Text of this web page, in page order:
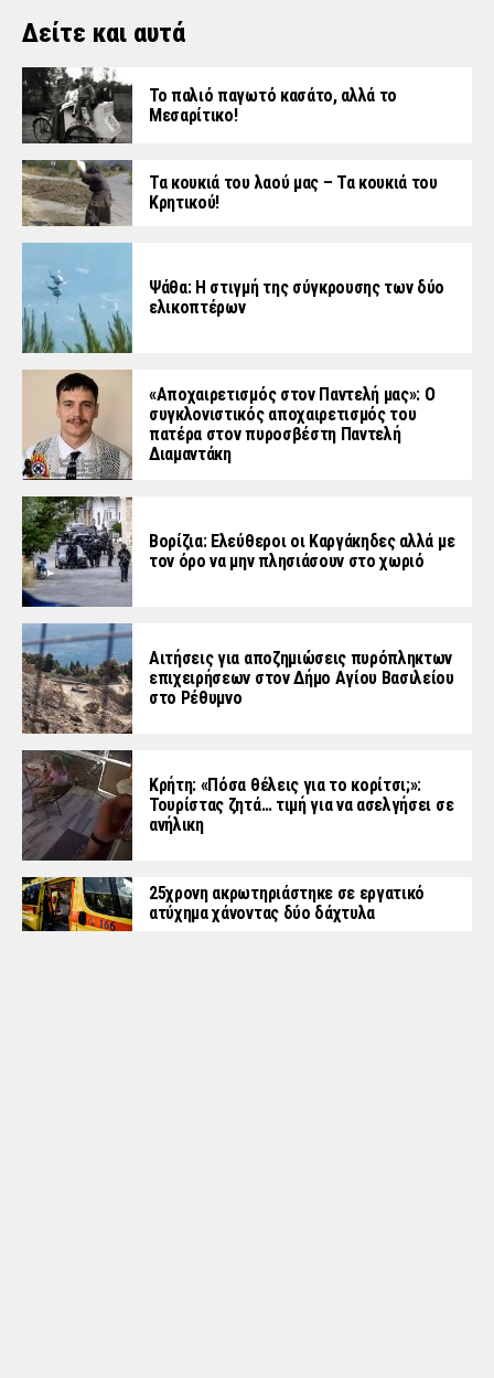
Δείτε και αυτά
Το παλιό παγωτό κασάτο, αλλά το
Μεσαρίτικο!
Τα κουκιά του λαού μας – Τα κουκιά του
Κρητικού!
Ψάθα: Η στιγμή της σύγκρουσης των δύο
ελικοπτέρων
«Aποχαιρετισμός στον Παντελή μας»: Ο
συγκλονιστικός αποχαιρετισμός του
πατέρα στον πυροσβέστη Παντελή
Διαμαντάκη
Βορίζια: Ελεύθεροι οι Καργάκηδες αλλά με
τον όρο να μην πλησιάσουν στο χωριό
Αιτήσεις για αποζημιώσεις πυρόπληκτων
επιχειρήσεων στον Δήμο Αγίου Βασιλείου
στο Ρέθυμνο
Κρήτη: «Πόσα θέλεις για το κορίτσι;»:
Τουρίστας ζητά… τιμή για να ασελγήσει σε
ανήλικη
25χρονη ακρωτηριάστηκε σε εργατικό
ατύχημα χάνοντας δύο δάχτυλα